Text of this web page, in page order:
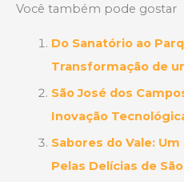
Você também pode gostar
Do Sanatório ao
Transformação de
São José dos
Inovação
Sabores do Vale:
Pelas Delícias de